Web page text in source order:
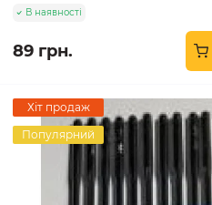
В наявності
89 грн.
Хіт продаж
Популярний